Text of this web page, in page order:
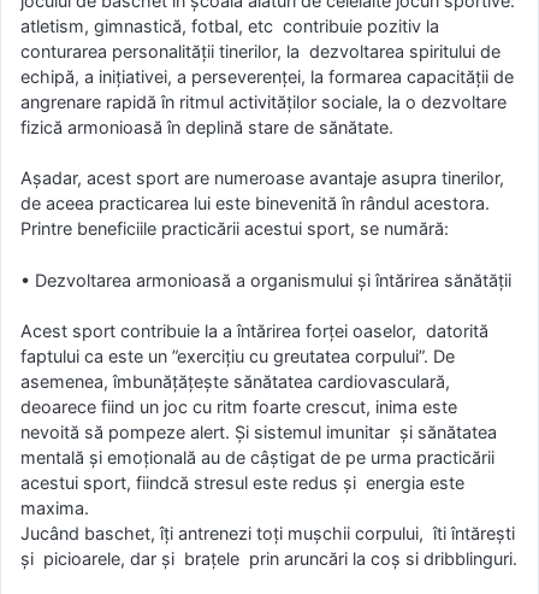
atletism, gimnastică, fotbal, etc contribuie pozitiv la
conturarea personalității tinerilor, la dezvoltarea spiritului de
echipă, a iniţiativei, a perseverenței, la formarea capacității de
angrenare rapidă în ritmul activităților sociale, la o dezvoltare
fizică armonioasă în deplină stare de sănătate.
Aşadar, acest sport are numeroase avantaje asupra tinerilor,
de aceea practicarea lui este binevenită în rândul acestora.
Printre beneficiile practicării acestui sport, se numără:
• Dezvoltarea armonioasă a organismului şi întărirea sănătăţii
Acest sport contribuie la a întărirea forţei oaselor, datorită
faptului ca este un ”exerciţiu cu greutatea corpului”. De
asemenea, îmbunăţăţeşte sănătatea cardiovasculară,
deoarece fiind un joc cu ritm foarte crescut, inima este
nevoită să pompeze alert. Şi sistemul imunitar şi sănătatea
mentală şi emoţională au de câştigat de pe urma practicării
acestui sport, fiindcă stresul este redus şi energia este
maxima.
Jucând baschet, îţi antrenezi toţi muşchii corpului, îti întăreşti
şi picioarele, dar şi braţele prin aruncări la coş si dribblinguri.